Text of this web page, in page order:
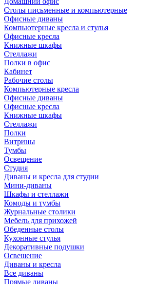
Столы письменные и компьютерные
Офисные диваны
Компьютерные кресла и стулья
Офисные кресла
Книжные шкафы
Стеллажи
Полки в офис
Кабинет
Рабочие столы
Компьютерные кресла
Офисные диваны
Офисные кресла
Книжные шкафы
Стеллажи
Полки
Витрины
Тумбы
Освещение
Студия
Диваны и кресла для студии
Мини-диваны
Шкафы и стеллажи
Комоды и тумбы
Журнальные столики
Мебель для прихожей
Обеденные столы
Кухонные стулья
Декоративные подушки
Освещение
Диваны и кресла
Все диваны
Прямые диваны